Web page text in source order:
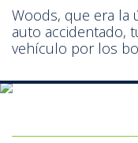
Woods, que era la
auto accidentado,
vehículo por los